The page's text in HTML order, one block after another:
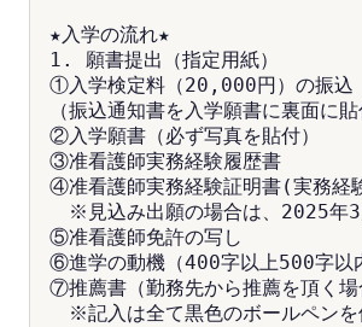
★入学の流れ★
1. 願書提出（指定用紙）
①入学検定料（20,000円）の振込
（振込通知書を入学願書に裏面に貼
②入学願書（必ず写真を貼付）
③准看護師実務経験履歴書
④准看護師実務経験証明書(実務経
※見込み出願の場合は、2025年3
⑤准看護師免許の写し
⑥進学の動機（400字以上500字以
⑦推薦書（勤務先から推薦を頂く場
※記入は全て黒色のボールペンを